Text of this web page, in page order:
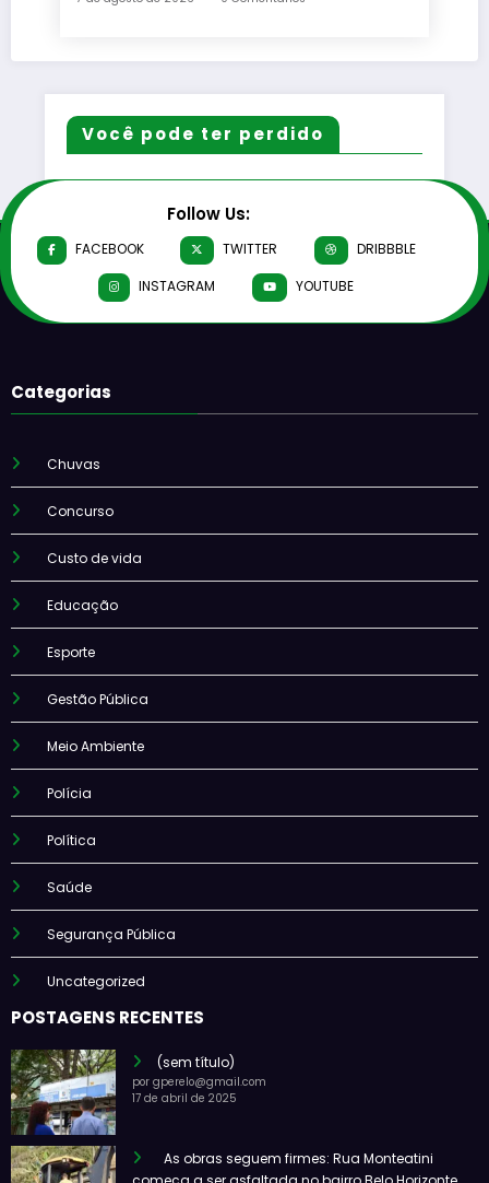
Você pode ter perdido
Follow Us:
FACEBOOK TWITTER
DRIBBBLE
INSTAGRAM
YOUTUBE
Categorias
Chuvas
Concurso
Custo de vida
Educação
Esporte
Gestão Pública
Meio Ambiente
Polícia
Política
Saúde
Segurança Pública
Uncategorized
POSTAGENS RECENTES
(sem título)
por gperelo@gmail.com
17 de abril de 2025
As obras seguem firmes: Rua Monteatini